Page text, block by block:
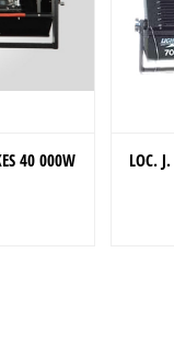
40 000W LOC.